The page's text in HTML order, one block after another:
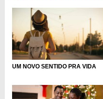
UM NOVO SENTIDO PRA VIDA